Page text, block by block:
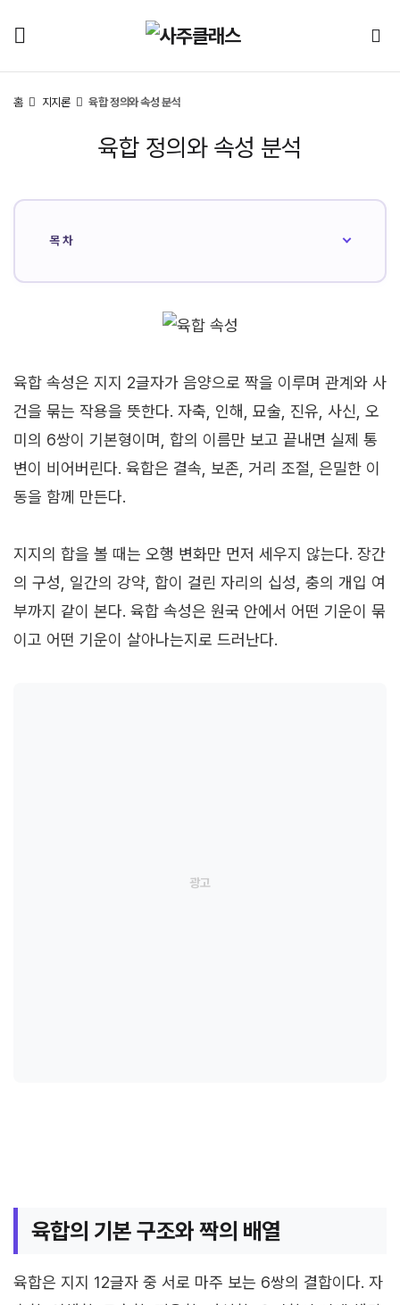
홈 지지론 육합 정의와 속성 분석
육합 정의와 속성 분석
목차
육합 속성은 지지 2글자가 음양으로 짝을 이루며 관계와 사
건을 묶는 작용을 뜻한다. 자축, 인해, 묘술, 진유, 사신, 오
미의 6쌍이 기본형이며, 합의 이름만 보고 끝내면 실제 통
변이 비어버린다. 육합은 결속, 보존, 거리 조절, 은밀한 이
동을 함께 만든다.
지지의 합을 볼 때는 오행 변화만 먼저 세우지 않는다. 장간
의 구성, 일간의 강약, 합이 걸린 자리의 십성, 충의 개입 여
부까지 같이 본다. 육합 속성은 원국 안에서 어떤 기운이 묶
이고 어떤 기운이 살아나는지로 드러난다.
육합의 기본 구조와 짝의 배열
육합은 지지 12글자 중 서로 마주 보는 6쌍의 결합이다. 자